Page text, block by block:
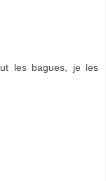
les bagues, je les